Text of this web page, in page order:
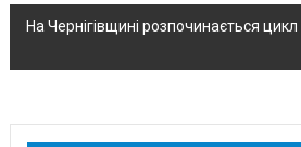
новині
На Чернігівщині розпочинається